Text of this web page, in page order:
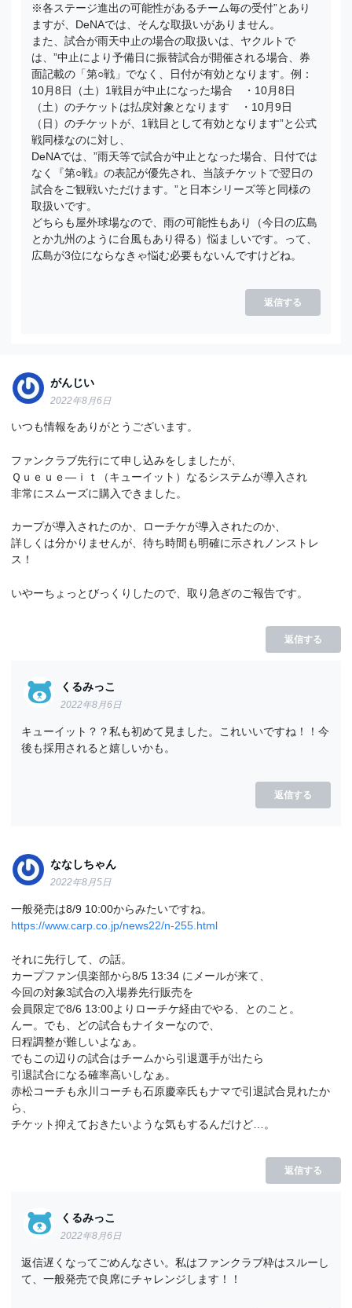
※各ステージ進出の可能性があるチーム毎の受付”とあり
ますが、DeNAでは、そんな取扱いがありません。
また、試合が雨天中止の場合の取扱いは、ヤクルトで
は、”中止により予備日に振替試合が開催される場合、券
面記載の「第○戦」でなく、日付が有効となります。例：
10月8日（土）1戦目が中止になった場合 ・10月8日
（土）のチケットは払戻対象となります ・10月9日
（日）のチケットが、1戦目として有効となります”と公式
戦同様なのに対し、
DeNAでは、”雨天等で試合が中止となった場合、日付では
なく『第○戦』の表記が優先され、当該チケットで翌日の
試合をご観戦いただけます。”と日本シリーズ等と同様の
取扱いです。
どちらも屋外球場なので、雨の可能性もあり（今日の広島
とか九州のように台風もあり得る）悩ましいです。って、
広島が3位にならなきゃ悩む必要もないんですけどね。
返信する
がんじい
2022年8月6日
いつも情報をありがとうございます。
ファンクラブ先行にて申し込みをしましたが、
Ｑｕｅｕｅ―ｉｔ（キューイット）なるシステムが導入され
非常にスムーズに購入できました。
カープが導入されたのか、ローチケが導入されたのか、
詳しくは分かりませんが、待ち時間も明確に示されノンストレ
ス！
いやーちょっとびっくりしたので、取り急ぎのご報告です。
返信する
くるみっこ
2022年8月6日
キューイット？？私も初めて見ました。これいいですね！！今
後も採用されると嬉しいかも。
返信する
ななしちゃん
2022年8月5日
一般発売は8/9 10:00からみたいですね。
https://www.carp.co.jp/news22/n-255.html
それに先行して、の話。
カープファン倶楽部から8/5 13:34 にメールが来て、
今回の対象3試合の入場券先行販売を
会員限定で8/6 13:00よりローチケ経由でやる、とのこと。
んー。でも、どの試合もナイターなので、
日程調整が難しいよなぁ。
でもこの辺りの試合はチームから引退選手が出たら
引退試合になる確率高いしなぁ。
赤松コーチも永川コーチも石原慶幸氏もナマで引退試合見れたか
ら、
チケット抑えておきたいような気もするんだけど…。
返信する
くるみっこ
2022年8月6日
返信遅くなってごめんなさい。私はファンクラブ枠はスルーし
て、一般発売で良席にチャレンジします！！